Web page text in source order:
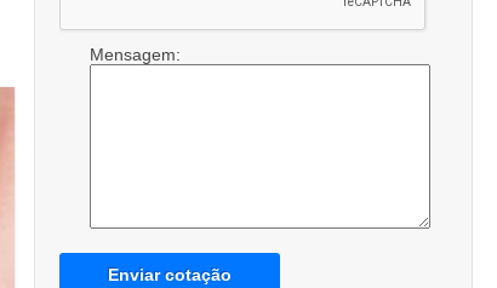
Mensagem:
Enviar cotação